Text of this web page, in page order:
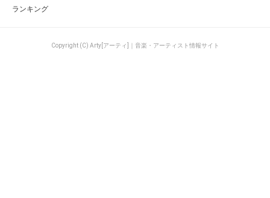
ランキング
Copyright (C) Arty[アーティ]｜音楽・アーティスト情報サイト